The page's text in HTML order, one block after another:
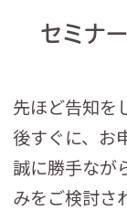
セミナ
先ほど告知を
後すぐに、お
誠に勝手なが
みをご検討さ